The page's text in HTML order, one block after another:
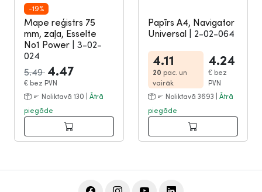
-19%
Mape reģistrs 75
mm, zaļa, Esselte
No1 Power
3-02-
024
5.49 4.47
€ bez PVN
Noliktavā 130 | Ātrā
piegāde
Papīrs A4, Navigator
Universal
2-02-064
4.11
20 pac. un
vairāk
4.24
€ bez
PVN
Noliktavā 3693 | Ātrā
piegāde